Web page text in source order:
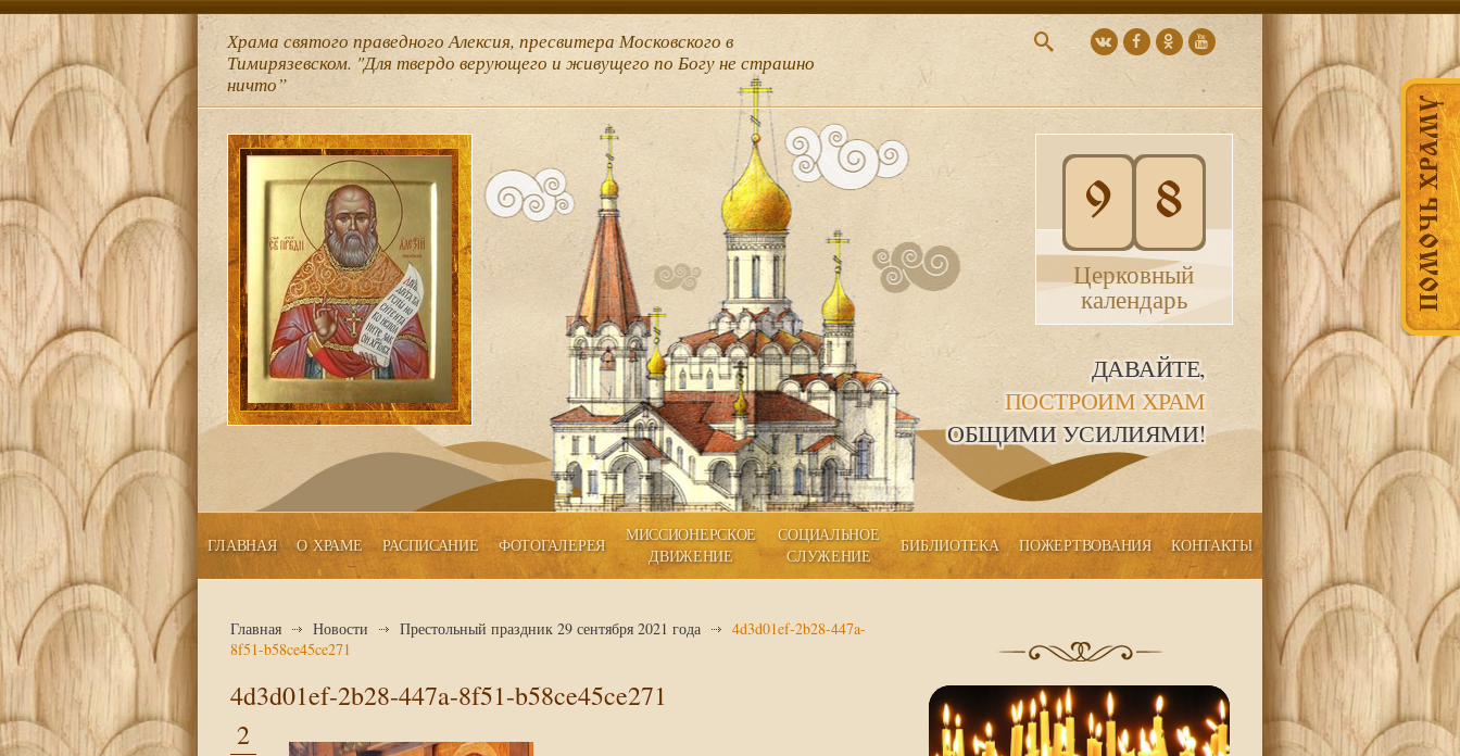
ПОМОЧЬ ХРАМУ
Храма святого праведного Алексия, пресвитера Московского в
Тимирязевском. "Для твердо верующего и живущего по Богу не страшно
ничто”
9 8
Церковный
календарь
ДАВАЙТЕ,
ПОСТРОИМ ХРАМ
ОБЩИМИ УСИЛИЯМИ!
ГЛАВНАЯ О ХРАМЕ РАСПИСАНИЕ ФОТОГАЛЕРЕЯ
МИССИОНЕРСКОЕ
ДВИЖЕНИЕ
СОЦИАЛЬНОЕ
СЛУЖЕНИЕ
БИБЛИОТЕКА ПОЖЕРТВОВАНИЯ КОНТАКТЫ
Главная Новости Престольный праздник 29 сентября 2021 года
4d3d01ef-2b28-447a-
8f51-b58ce45ce271
4d3d01ef-2b28-447a-8f51-b58ce45ce271
2